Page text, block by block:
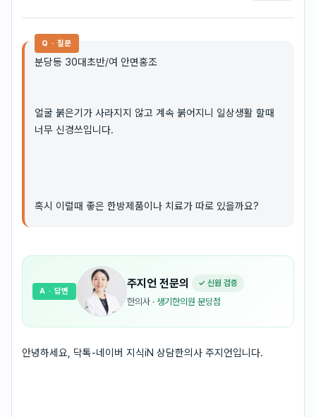
Q · 질문
분당동 30대초반/여 안면홍조
얼굴 붉은기가 사라지지 않고 계속 붉어지니 일상생활 할때
너무 신경쓰입니다.
혹시 이럴때 좋은 한방제품이나 치료가 따로 있을까요?
주지언 전문의 ✓ 신원 검증
한의사 · 생기한의원 분당점
A · 답변
안녕하세요, 닥톡-네이버 지식iN 상담한의사 주지언입니다.